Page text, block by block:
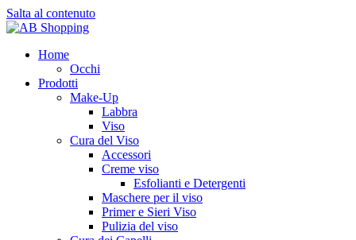
Salta al contenuto
Home
Occhi
Prodotti
Make-Up
Labbra
Viso
Cura del Viso
Accessori
Creme viso
Esfolianti e Detergenti
Maschere per il viso
Primer e Sieri Viso
Pulizia del viso